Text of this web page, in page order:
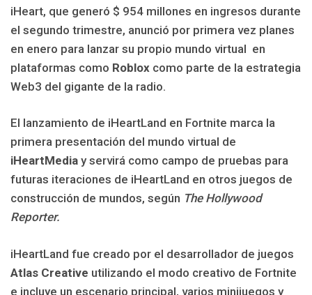
iHeart, que generó $ 954 millones en ingresos durante
el segundo trimestre, anunció por primera vez planes
en enero para lanzar su propio mundo virtual en
plataformas como Roblox como parte de la estrategia
Web3 del gigante de la radio.
El lanzamiento de iHeartLand en Fortnite marca la
primera presentación del mundo virtual de
iHeartMedia y servirá como campo de pruebas para
futuras iteraciones de iHeartLand en otros juegos de
construcción de mundos, según The Hollywood
Reporter.
iHeartLand fue creado por el desarrollador de juegos
Atlas Creative utilizando el modo creativo de Fortnite
e incluye un escenario principal, varios minijuegos y